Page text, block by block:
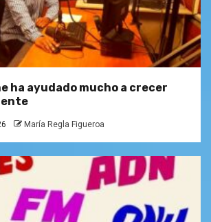
ha ayudado mucho a crecer
María Regla Figueroa